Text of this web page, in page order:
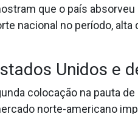
que o país absorveu
nacional no período, alta
Unidos e
colocação na pauta
norte-americano